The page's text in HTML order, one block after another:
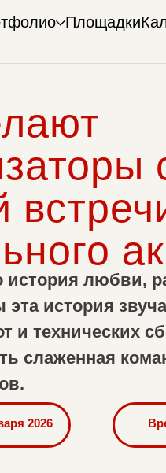
Площадки
любви,
история
и технических
слаженная
2026